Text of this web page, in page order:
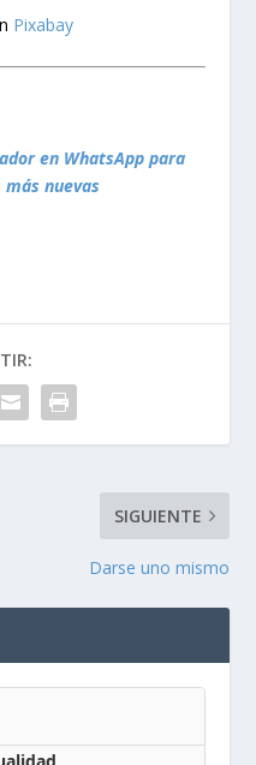
Pixabay
en WhatsApp para
nuevas
SIGUIENTE
Darse uno mismo